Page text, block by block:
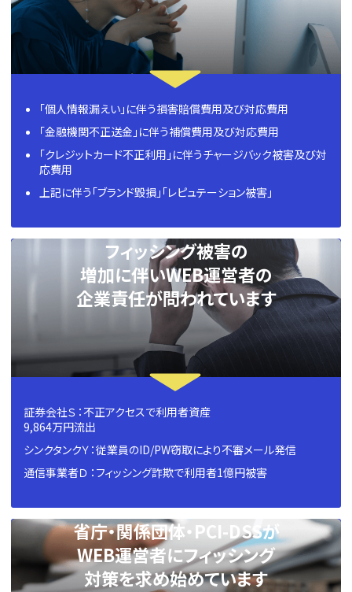
「個人情報漏えい」に伴う損害賠償費用及び対応費用
「金融機関不正送金」に伴う補償費用及び対応費用
「クレジットカード不正利用」に伴うチャージバック被害及び対
応費用
上記に伴う「ブランド毀損」「レピュテーション被害」
フィッシング被害の
増加に伴いWEB運営者の
企業責任が問われています
証券会社Ｓ ：不正アクセスで利用者資産
9,864万円流出
シンクタンクＹ：従業員のID/PW窃取により不審メール発信
通信事業者Ｄ ：フィッシング詐欺で利用者1億円被害
省庁・関係団体・PCI-DSSが
WEB運営者にフィッシング
対策を求め始めています